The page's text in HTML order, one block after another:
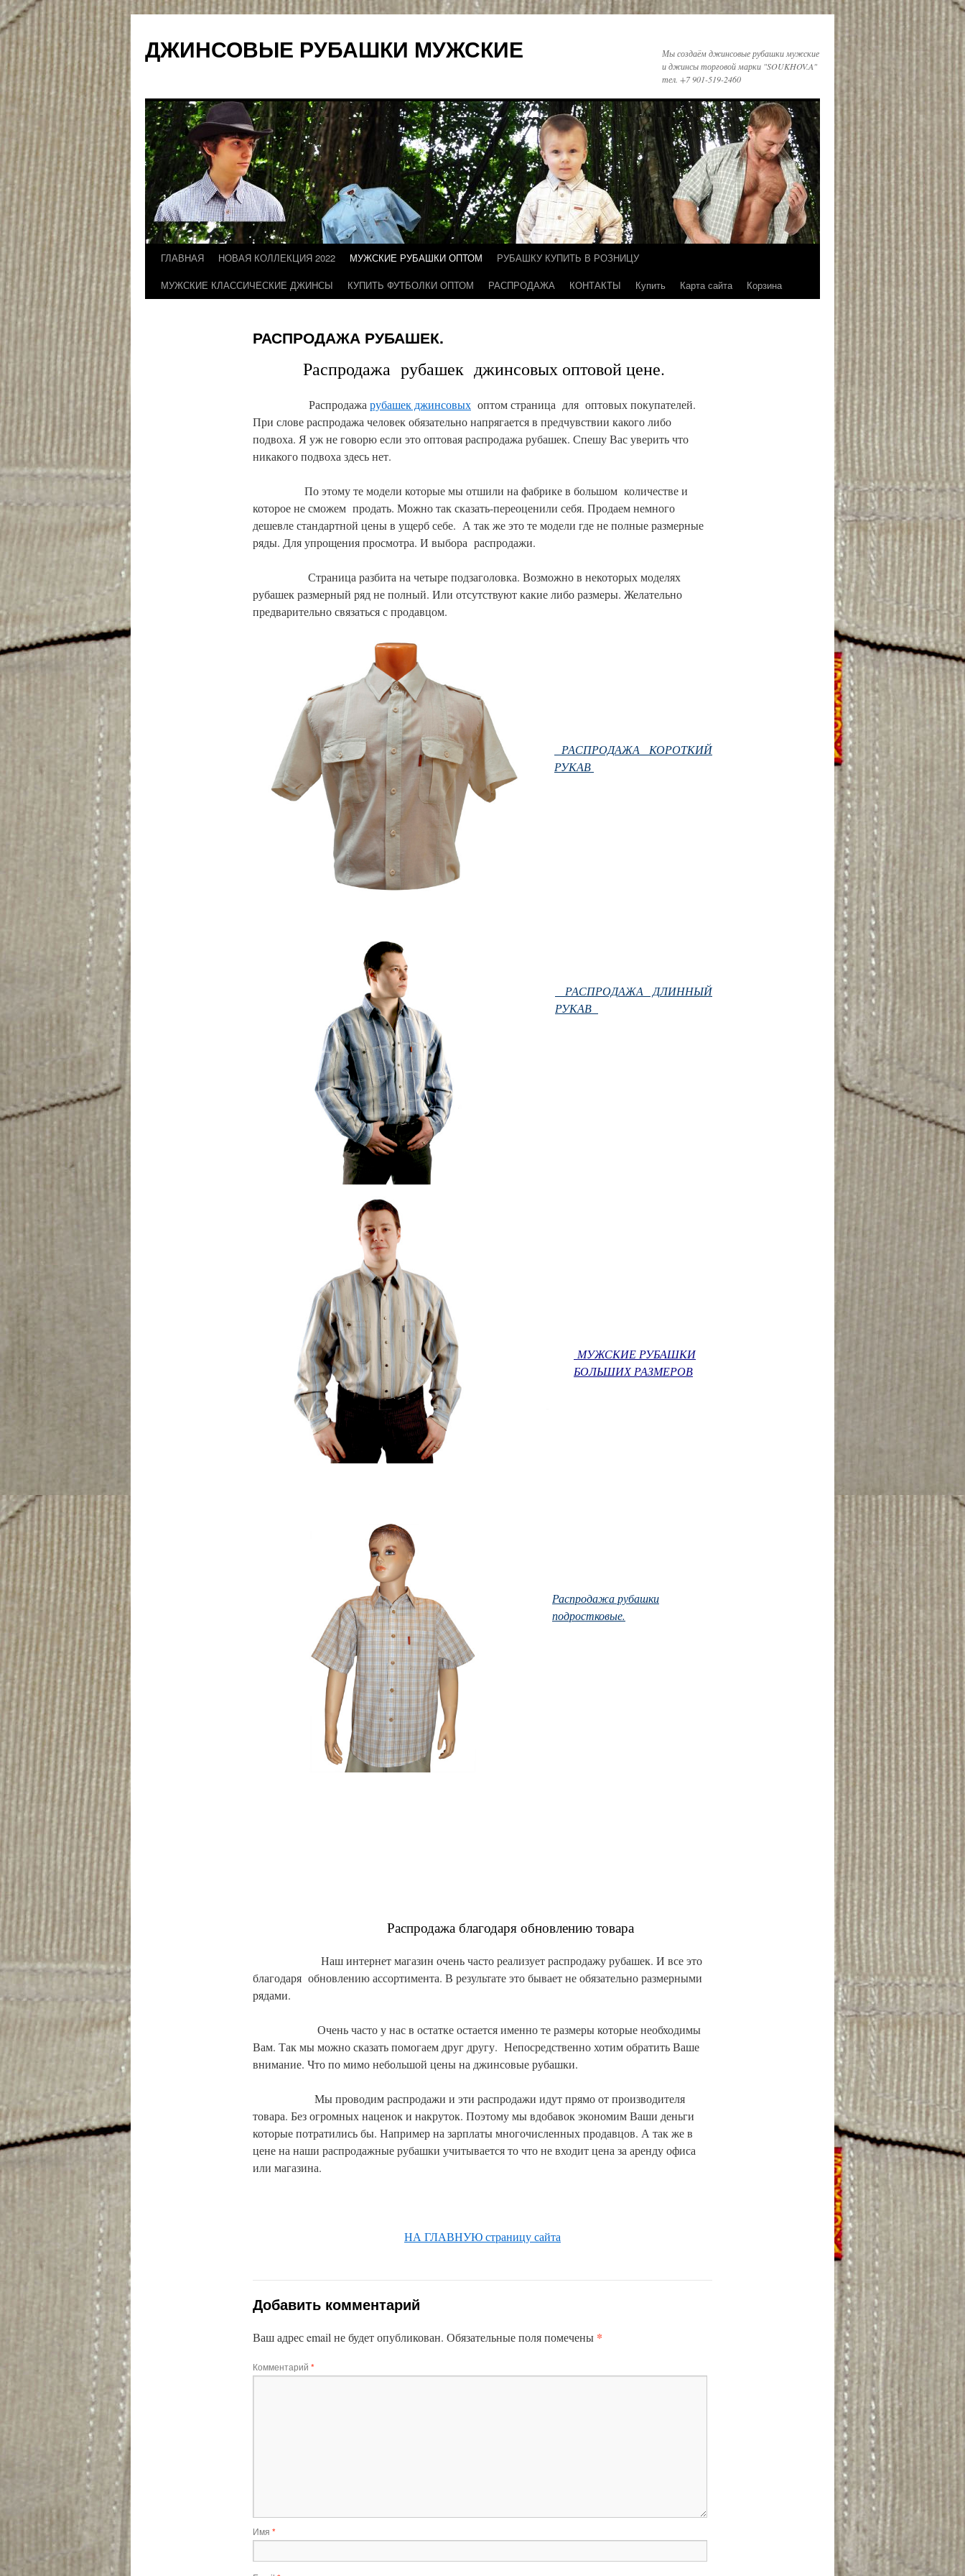
ДЖИНСОВЫЕ РУБАШКИ МУЖСКИЕ
Мы создаём джинсовые рубашки мужские
и джинсы торговой марки "SOUKHOV.A"
тел. +7 901-519-2460
Перейти
ГЛАВНАЯ НОВАЯ КОЛЛЕКЦИЯ 2022 МУЖСКИЕ РУБАШКИ ОПТОМ
РУБАШКУ КУПИТЬ В РОЗНИЦУ
МУЖСКИЕ КЛАССИЧЕСКИЕ ДЖИНСЫ
КУПИТЬ ФУТБОЛКИ ОПТОМ РАСПРОДАЖА КОНТАКТЫ Купить Карта сайта Корзина
РАСПРОДАЖА РУБАШЕК.
Распродажа рубашек джинсовых оптовой цене.
Распродажа рубашек джинсовых оптом страница для оптовых покупателей.
При слове распродажа человек обязательно напрягается в предчувствии какого либо
подвоха. Я уж не говорю если это оптовая распродажа рубашек. Спешу Вас уверить что
никакого подвоха здесь нет.
По этому те модели которые мы отшили на фабрике в большом количестве и
которое не сможем продать. Можно так сказать-переоценили себя. Продаем немного
дешевле стандартной цены в ущерб себе. А так же это те модели где не полные размерные
ряды. Для упрощения просмотра. И выбора распродажи.
Страница разбита на четыре подзаголовка. Возможно в некоторых моделях
рубашек размерный ряд не полный. Или отсутствуют какие либо размеры. Желательно
предварительно связаться с продавцом.
РАСПРОДАЖА КОРОТКИЙ
РУКАВ
РАСПРОДАЖА ДЛИННЫЙ
РУКАВ
МУЖСКИЕ РУБАШКИ
БОЛЬШИХ РАЗМЕРОВ
Распродажа рубашки
подростковые.
Распродажа благодаря обновлению товара
Наш интернет магазин очень часто реализует распродажу рубашек. И все это
благодаря обновлению ассортимента. В результате это бывает не обязательно размерными
рядами.
Очень часто у нас в остатке остается именно те размеры которые необходимы
Вам. Так мы можно сказать помогаем друг другу. Непосредственно хотим обратить Ваше
внимание. Что по мимо небольшой цены на джинсовые рубашки.
Мы проводим распродажи и эти распродажи идут прямо от производителя
товара. Без огромных наценок и накруток. Поэтому мы вдобавок экономим Ваши деньги
которые потратились бы. Например на зарплаты многочисленных продавцов. А так же в
цене на наши распродажные рубашки учитывается то что не входит цена за аренду офиса
или магазина.
НА ГЛАВНУЮ страницу сайта
Добавить комментарий
Ваш адрес email не будет опубликован. Обязательные поля помечены *
Комментарий *
Имя *